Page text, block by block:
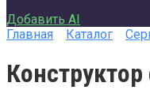
Добавить AI
Главная
Каталог
Конструктор